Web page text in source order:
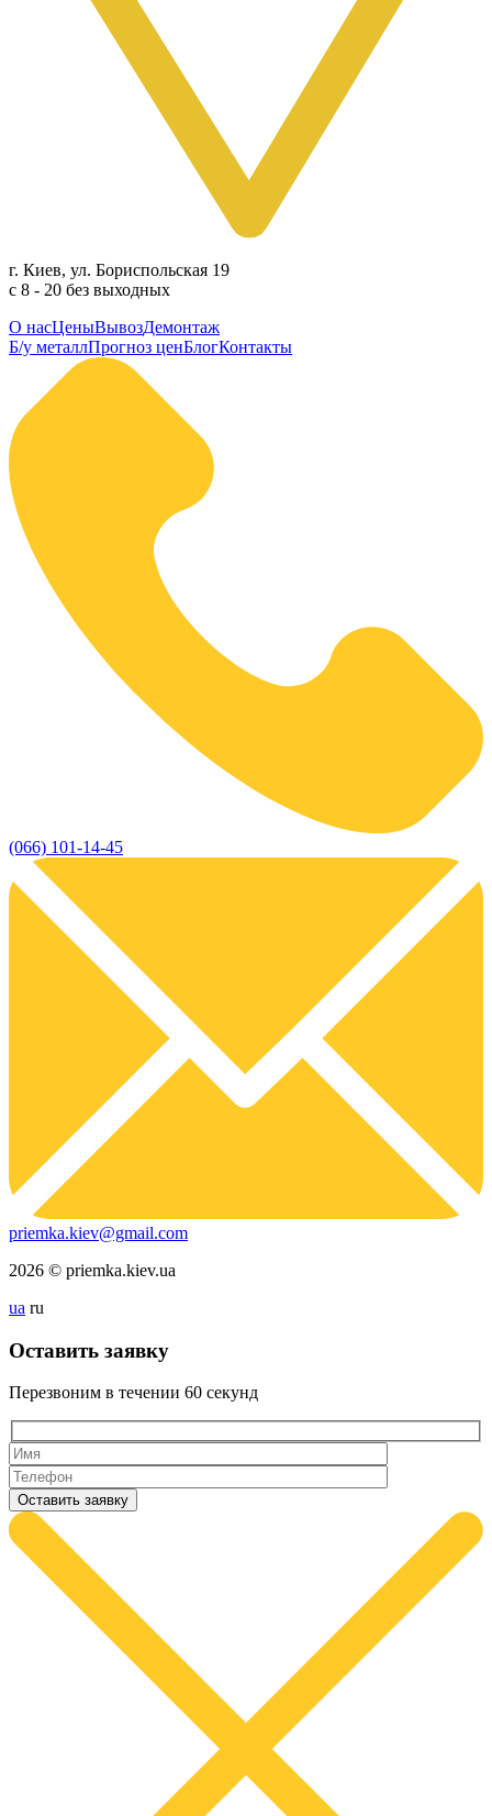
г. Киев, ул. Бориспольская 19
с 8 - 20 без выходных
О насЦеныВывозДемонтаж
Б/у металлПрогноз ценБлогКонтакты
(066) 101-14-45
priemka.kiev@gmail.com
2026 © priemka.kiev.ua
ua ru
Оставить заявку
Перезвоним в течении 60 секунд